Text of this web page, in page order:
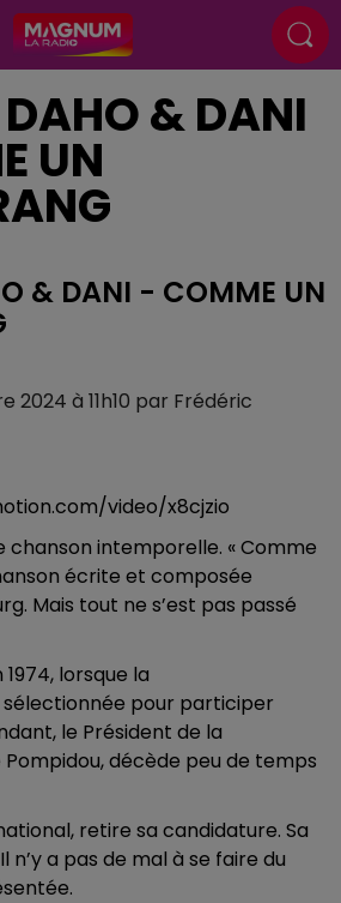
DAHO & DANI
UN
& DANI - COMME UN
2024 à 11h10 par Frédéric
video/x8cjzio
chanson intemporelle. « Comme
écrite et composée
Mais tout ne s’est pas passé
lorsque la
pour participer
le Président de la
Pompidou, décède peu de temps
retire sa candidature. Sa
n’y a pas de mal à se faire du